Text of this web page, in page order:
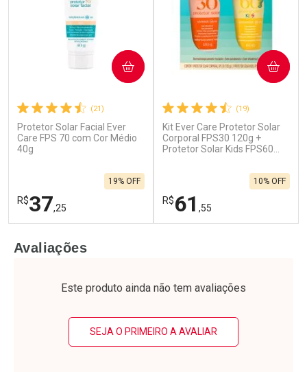
(21)
Protetor Solar Facial Ever
Care FPS 70 com Cor Médio
40g
R$37,25
19% OFF
COMPRAR
Laboratório
Por Menos
(19)
Kit Ever Care Protetor Solar
Corporal FPS30 120g +
Protetor Solar Kids FPS60
R$61 ,55
10% OFF
COMPRAR
Laboratório
Por Menos
Avaliações
Este produto ainda não tem avaliações
SEJA O PRIMEIRO A AVALIAR